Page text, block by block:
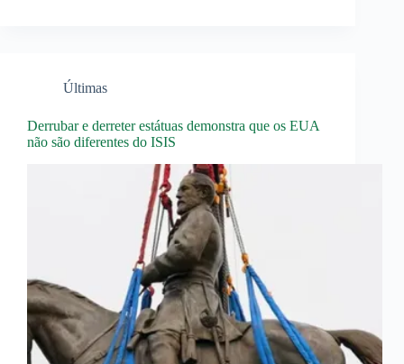
Últimas
Derrubar e derreter estátuas demonstra que os EUA
não são diferentes do ISIS